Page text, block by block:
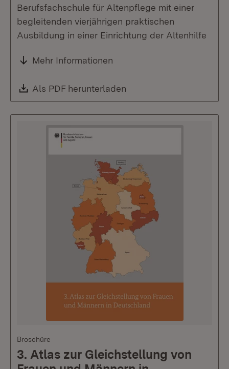
Berufsfachschule für Altenpflege mit einer
begleitenden vierjährigen praktischen
Ausbildung in einer Einrichtung der Altenhilfe
Mehr Informationen
Download:
Als PDF herunterladen
Broschüre
3. Atlas zur Gleichstellung von